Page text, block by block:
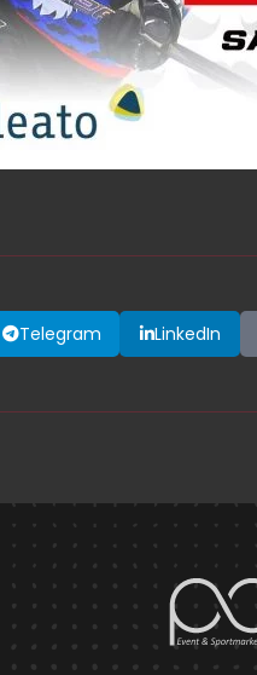
Telegram LinkedIn